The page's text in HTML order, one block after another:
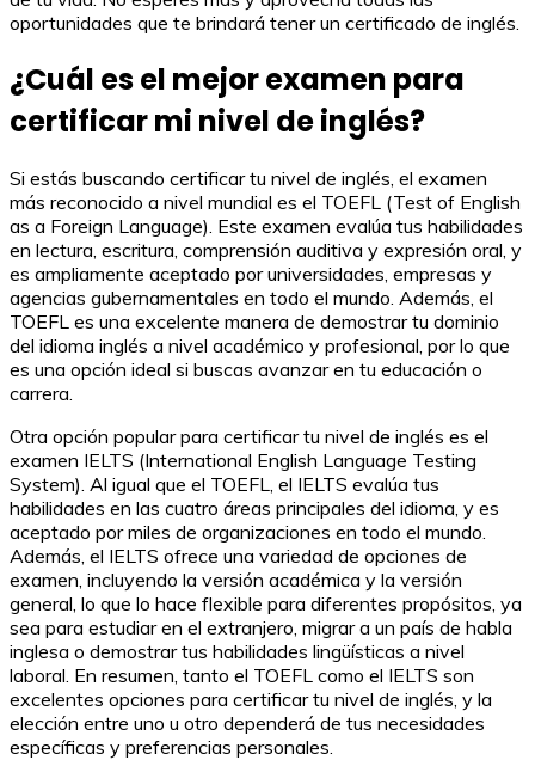
oportunidades que te brindará tener un certificado de inglés.
¿Cuál es el mejor examen para
certificar mi nivel de inglés?
Si estás buscando certificar tu nivel de inglés, el examen
más reconocido a nivel mundial es el TOEFL (Test of English
as a Foreign Language). Este examen evalúa tus habilidades
en lectura, escritura, comprensión auditiva y expresión oral, y
es ampliamente aceptado por universidades, empresas y
agencias gubernamentales en todo el mundo. Además, el
TOEFL es una excelente manera de demostrar tu dominio
del idioma inglés a nivel académico y profesional, por lo que
es una opción ideal si buscas avanzar en tu educación o
carrera.
Otra opción popular para certificar tu nivel de inglés es el
examen IELTS (International English Language Testing
System). Al igual que el TOEFL, el IELTS evalúa tus
habilidades en las cuatro áreas principales del idioma, y es
aceptado por miles de organizaciones en todo el mundo.
Además, el IELTS ofrece una variedad de opciones de
examen, incluyendo la versión académica y la versión
general, lo que lo hace flexible para diferentes propósitos, ya
sea para estudiar en el extranjero, migrar a un país de habla
inglesa o demostrar tus habilidades lingüísticas a nivel
laboral. En resumen, tanto el TOEFL como el IELTS son
excelentes opciones para certificar tu nivel de inglés, y la
elección entre uno u otro dependerá de tus necesidades
específicas y preferencias personales.